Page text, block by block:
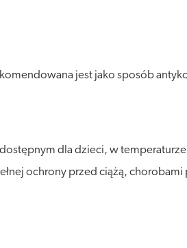
jest jako sposób
dla dzieci, w
ochrony przed ciążą,